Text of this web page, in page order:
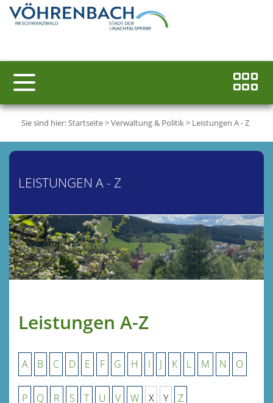
Sie sind hier:Startseite>Verwaltung & Politik> Leistungen A - Z
LEISTUNGEN A - Z
Leistungen A-Z
A B C D E F G H I J K L M N O
P Q R S T U V W X Y Z